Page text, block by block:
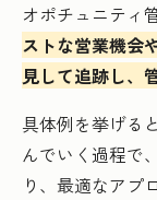
オポチュニティ
ストな営業機会
見して追跡し、
具体例を挙げる
んでいく過程で
り、最適なアプ